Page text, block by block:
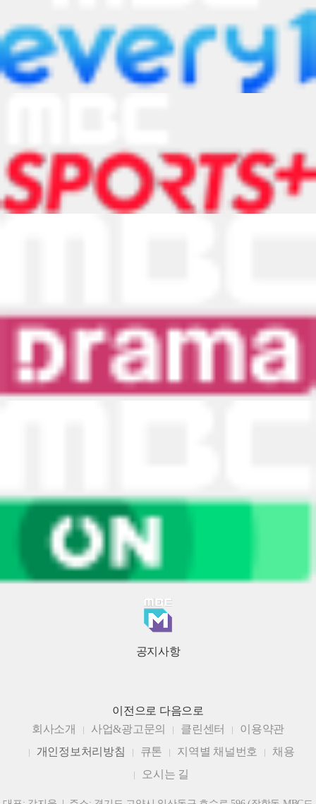
공지사항
이전으로 다음으로
회사소개
사업&광고문의 클린센터
이용약관
개인정보처리방침
큐톤 지역별 채널번호
채용
오시는 길